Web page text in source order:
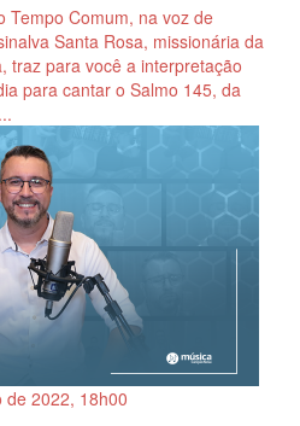
Tempo Comum, na voz de
Santa Rosa, missionária da
traz para você a interpretação
para cantar o Salmo 145, da
de 2022, 18h00